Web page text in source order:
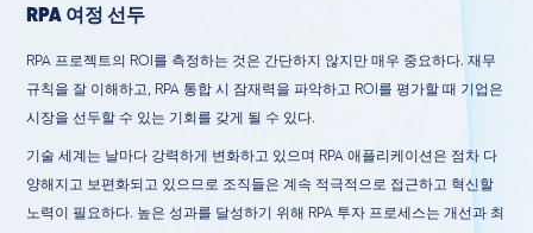
RPA 여정 선두
RPA 프로젝트의 ROI를 측정하는 것은 간단하지 않지만 매우 중요하다. 재무
규칙을 잘 이해하고, RPA 통합 시 잠재력을 파악하고 ROI를 평가할 때 기업은
시장을 선두할 수 있는 기회를 갖게 될 수 있다.
기술 세계는 날마다 강력하게 변화하고 있으며 RPA 애플리케이션은 점차 다
양해지고 보편화되고 있으므로 조직들은 계속 적극적으로 접근하고 혁신할
노력이 필요하다. 높은 성과를 달성하기 위해 RPA 투자 프로세스는 개선과 최